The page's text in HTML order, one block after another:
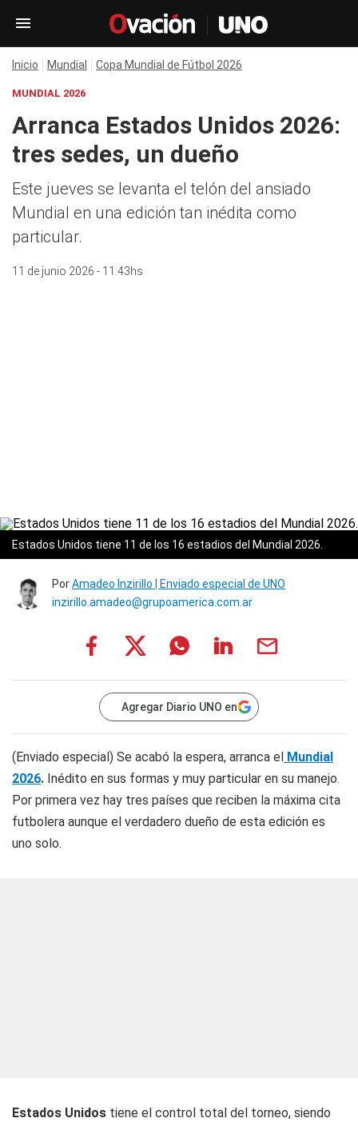
Inicio Mundial Copa Mundial de Fútbol 2026
MUNDIAL 2026
Arranca Estados Unidos 2026:
tres sedes, un dueño
Este jueves se levanta el telón del ansiado
Mundial en una edición tan inédita como
particular.
11 de junio 2026 - 11:43hs
Estados Unidos tiene 11 de los 16 estadios del Mundial 2026.
PorAmadeo Inzirillo | Enviado especial de UNO
inzirillo.amadeo@grupoamerica.com.ar
Agregar Diario UNO en
(Enviado especial) Se acabó la espera, arranca el Mundial
2026. Inédito en sus formas y muy particular en su manejo.
Por primera vez hay tres países que reciben la máxima cita
futbolera aunque el verdadero dueño de esta edición es
uno solo.
Estados Unidos tiene el control total del torneo, siendo